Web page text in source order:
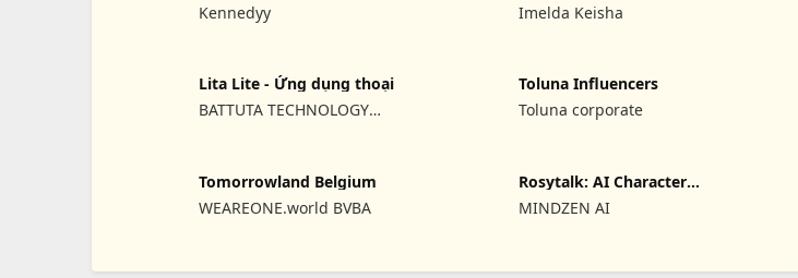
Kennedyy
Imelda Keisha
Lita Lite - Ứng dụng thoại
BATTUTA TECHNOLOGY
Toluna Influencers
Toluna corporate
Tomorrowland Belgium
WEAREONE.world BVBA
Rosytalk: AI Character
Chat
MINDZEN AI